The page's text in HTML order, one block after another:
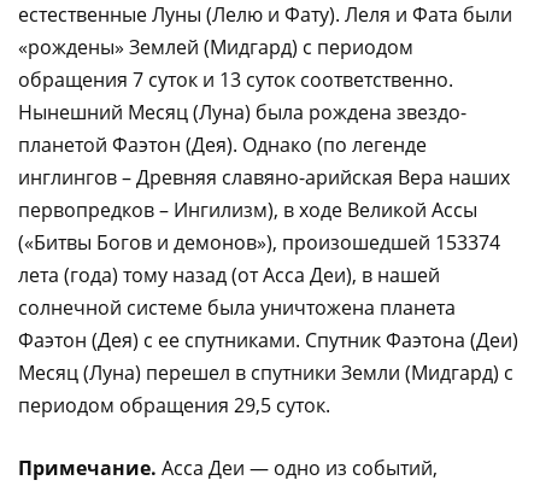
естественные Луны (Лелю и Фату). Леля и Фата были
«рождены» Землей (Мидгард) с периодом
обращения 7 суток и 13 суток соответственно.
Нынешний Месяц (Луна) была рождена звездо-
планетой Фаэтон (Дея). Однако (по легенде
инглингов – Древняя славяно-арийская Вера наших
первопредков – Ингилизм), в ходе Великой Ассы
(«Битвы Богов и демонов»), произошедшей 153374
лета (года) тому назад (от Асса Деи), в нашей
солнечной системе была уничтожена планета
Фаэтон (Дея) с ее спутниками. Спутник Фаэтона (Деи)
Месяц (Луна) перешел в спутники Земли (Мидгард) с
периодом обращения 29,5 суток.
Примечание. Асса Деи — одно из событий,